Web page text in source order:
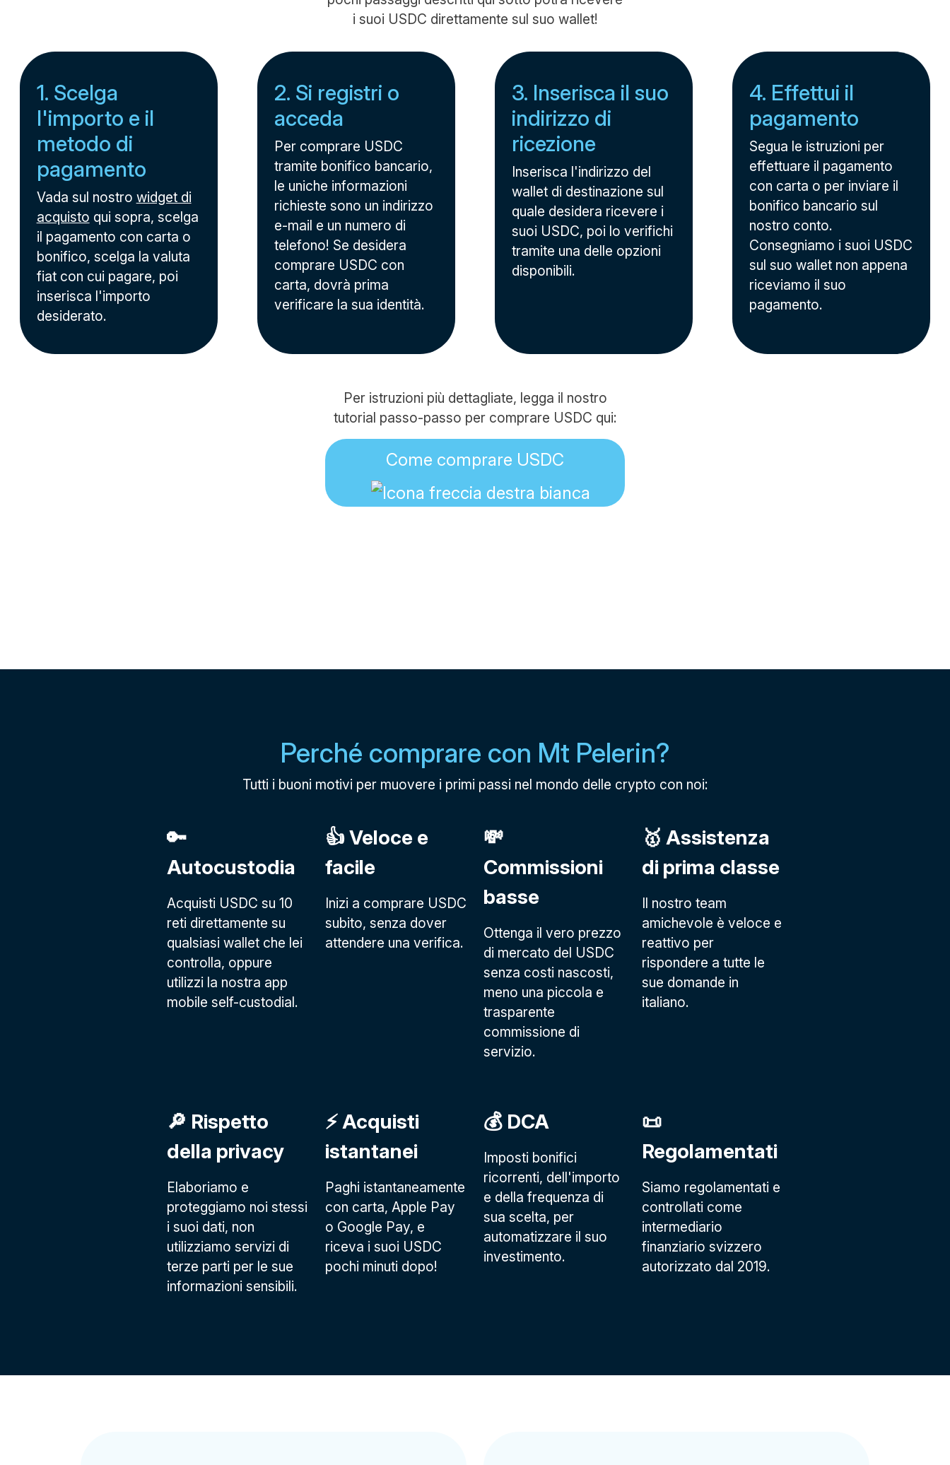
i suoi USDC direttamente sul suo wallet!
1. Scelga
l'importo e il
metodo di
pagamento
Vada sul nostro widget di
acquisto qui sopra, scelga
il pagamento con carta o
bonifico, scelga la valuta
fiat con cui pagare, poi
inserisca l'importo
desiderato.
2. Si registri o
acceda
Per comprare USDC
tramite bonifico bancario,
le uniche informazioni
richieste sono un indirizzo
e-mail e un numero di
telefono! Se desidera
comprare USDC con
carta, dovrà prima
verificare la sua identità.
3. Inserisca il suo
indirizzo di
ricezione
Inserisca l'indirizzo del
wallet di destinazione sul
quale desidera ricevere i
suoi USDC, poi lo verifichi
tramite una delle opzioni
disponibili.
4. Effettui il
pagamento
Segua le istruzioni per
effettuare il pagamento
con carta o per inviare il
bonifico bancario sul
nostro conto.
Consegniamo i suoi USDC
sul suo wallet non appena
riceviamo il suo
pagamento.
Per istruzioni più dettagliate, legga il nostro
tutorial passo-passo per comprare USDC qui:
Come comprare USDC
Perché comprare con Mt Pelerin?
Tutti i buoni motivi per muovere i primi passi nel mondo delle crypto con noi:
🔑
Autocustodia
Acquisti USDC su 10
reti direttamente su
qualsiasi wallet che lei
controlla, oppure
utilizzi la nostra app
mobile self-custodial.
👍 Veloce e
facile
Inizi a comprare USDC
subito, senza dover
attendere una verifica.
💸
Commissioni
basse
Ottenga il vero prezzo
di mercato del USDC
senza costi nascosti,
meno una piccola e
trasparente
commissione di
servizio.
🥇 Assistenza
di prima classe
Il nostro team
amichevole è veloce e
reattivo per
rispondere a tutte le
sue domande in
italiano.
🔎 Rispetto
della privacy
Elaboriamo e
proteggiamo noi stessi
i suoi dati, non
utilizziamo servizi di
terze parti per le sue
informazioni sensibili.
⚡️ Acquisti
istantanei
Paghi istantaneamente
con carta, Apple Pay
o Google Pay, e
riceva i suoi USDC
pochi minuti dopo!
💰 DCA
Imposti bonifici
ricorrenti, dell'importo
e della frequenza di
sua scelta, per
automatizzare il suo
investimento.
📜
Regolamentati
Siamo regolamentati e
controllati come
intermediario
finanziario svizzero
autorizzato dal 2019.